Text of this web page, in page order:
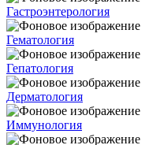
Гастроэнтерология
Гематология
Гепатология
Дерматология
Иммунология